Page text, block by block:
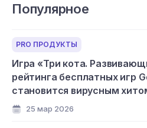
Популярное
PRO ПРОДУКТЫ
Игра «Три кота.
рейтинга бесплатных игр
становится вирусным
25 мар 2026